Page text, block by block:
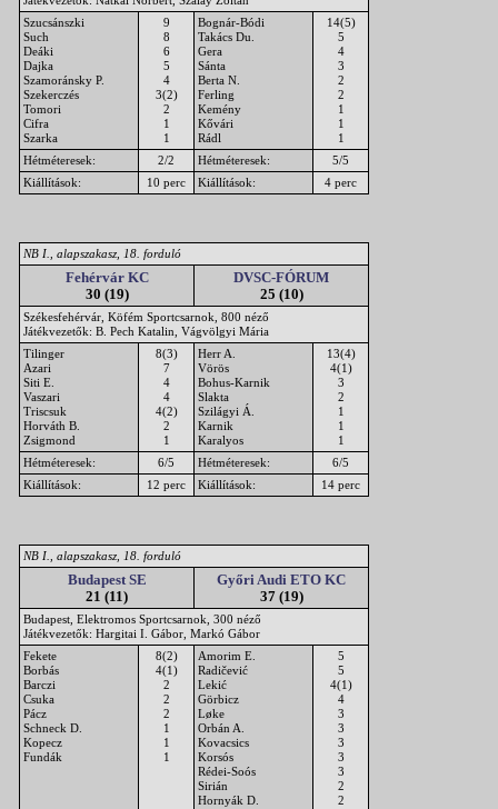
Szucsánszki
Such
Deáki
Dajka
Szamoránsky P.
Szekerczés
Tomori
Cifra
Szarka
9
8
6
5
4
3(2)
2
1
1
Bognár-Bódi
Takács Du.
Gera
Sánta
Berta N.
Ferling
Kemény
Kővári
Rádl
14(5)
5
4
3
2
2
1
1
1
Hétméteresek:
2/2 Hétméteresek:
5/5
Kiállítások:
10 perc Kiállítások: 4 perc
NB I., alapszakasz, 18. forduló
Fehérvár KC
30 (19)
DVSC-FÓRUM
25 (10)
Székesfehérvár, Köfém Sportcsarnok, 800 néző
Játékvezetők: B. Pech Katalin, Vágvölgyi Mária
Tilinger
Azari
Siti E.
Vaszari
Triscsuk
Horváth B.
Zsigmond
8(3)
7
4
4
4(2)
2
1
Herr A.
Vörös
Bohus-Karnik
Slakta
Szilágyi Á.
Karnik
Karalyos
13(4)
4(1)
3
2
1
1
1
Hétméteresek:
6/5 Hétméteresek:
6/5
Kiállítások:
12 perc Kiállítások: 14 perc
NB I., alapszakasz, 18. forduló
Budapest SE
21 (11)
Győri Audi ETO KC
37 (19)
Budapest, Elektromos Sportcsarnok, 300 néző
Játékvezetők: Hargitai I. Gábor, Markó Gábor
Fekete
Borbás
Barczi
Csuka
Pácz
Schneck D.
Kopecz
Fundák
8(2)
4(1)
2
2
2
1
1
1
Amorim E.
Radičević
Lekić
Görbicz
Løke
Orbán A.
Kovacsics
Korsós
Rédei-Soós
Sirián
Hornyák D.
5
5
4(1)
4
3
3
3
3
3
2
2